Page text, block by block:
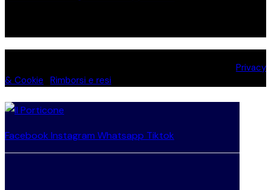
Privacy
& Cookie Rimborsi e resi
Facebook Instagram Whatsapp Tiktok